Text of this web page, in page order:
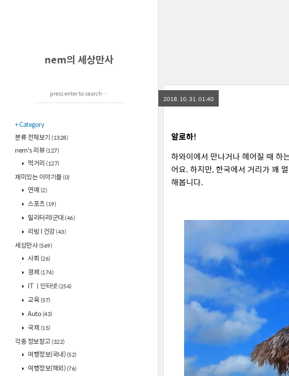
nem의 세상만사
Category
분류 전체보기 (1328)
nem's 리뷰(127)
먹거리 (127)
재미있는 이야기들(0)
연예 (2)
스포츠(19)
밀리터리l군대 (46)
리빙 l 건강(43)
세상만사(569)
사회 (26)
경제 (174)
IT ㅣ인터넷 (254)
교육(57)
Auto(43)
국제 (15)
각종 정보창고(322)
여행정보(국내)(52)
여행정보(해외)(76)
2018. 10. 31. 01:40
알로하!
하와이에서 만나거나 헤어질 때 하
어요. 하지만, 한국에서 거리가 꽤
해봅니다.